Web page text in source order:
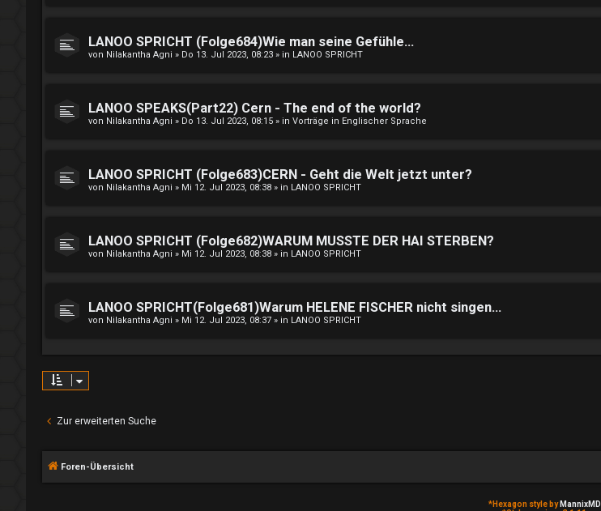
LANOO SPRICHT (Folge684)Wie man seine Gefühle...
von Nilakantha Agni » Do 13. Jul 2023, 08:23 » in LANOO SPRICHT
LANOO SPEAKS(Part22) Cern - The end of the world?
von Nilakantha Agni » Do 13. Jul 2023, 08:15 » in Vorträge in Englischer Sprache
LANOO SPRICHT (Folge683)CERN - Geht die Welt jetzt unter?
von Nilakantha Agni » Mi 12. Jul 2023, 08:38 » in LANOO SPRICHT
LANOO SPRICHT (Folge682)WARUM MUSSTE DER HAI STERBEN?
von Nilakantha Agni » Mi 12. Jul 2023, 08:38 » in LANOO SPRICHT
LANOO SPRICHT(Folge681)Warum HELENE FISCHER nicht singen...
von Nilakantha Agni » Mi 12. Jul 2023, 08:37 » in LANOO SPRICHT
Zur erweiterten Suche
Foren-Übersicht
*Hexagon style by MannixMD